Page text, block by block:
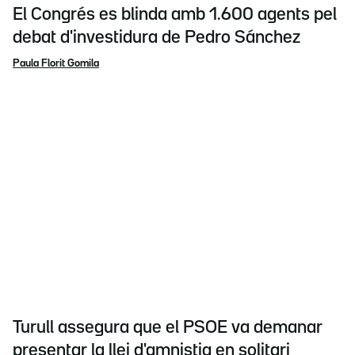
El Congrés es blinda amb 1.600 agents pel
debat d'investidura de Pedro Sánchez
Paula Florit Gomila
Turull assegura que el PSOE va demanar
presentar la llei d'amnistia en solitari